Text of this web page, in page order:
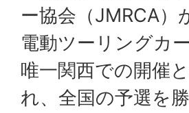
ー協会（JMRCA
電動ツーリングカ
唯一関西での開催
れ、全国の予選を